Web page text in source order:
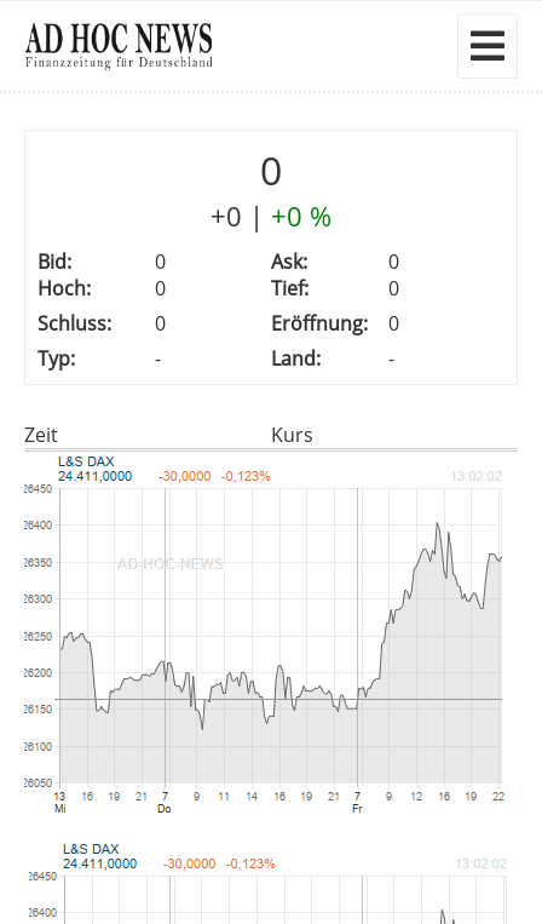
0
+0 | +0 %
Bid: 0 Ask:
0
Hoch:
0 Tief:
0
Schluss:
0 Eröffnung:
0
Typ:
- Land: -
Zeit Kurs